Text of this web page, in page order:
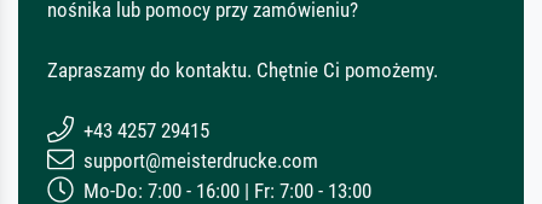
nośnika lub pomocy przy zamówieniu?
Zapraszamy do kontaktu. Chętnie Ci pomożemy.
+43 4257 29415
support@meisterdrucke.com
Mo-Do: 7:00 - 16:00 | Fr: 7:00 - 13:00